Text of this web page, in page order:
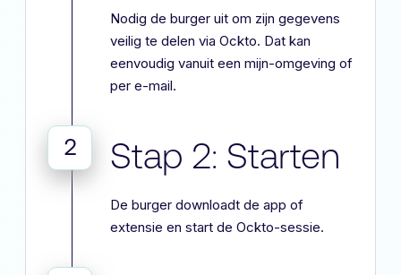
Nodig de burger uit om zijn gegevens
veilig te delen via Ockto. Dat kan
eenvoudig vanuit een mijn-omgeving of
per e-mail.
2 Stap 2: Starten
De burger downloadt de app of
extensie en start de Ockto-sessie.